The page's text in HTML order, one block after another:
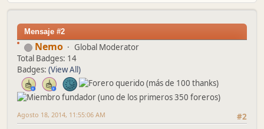
Mensaje #2
Nemo
Global Moderator
Total Badges: 14
Badges: (View All)
#2
Agosto 18, 2014, 11:55:06 AM